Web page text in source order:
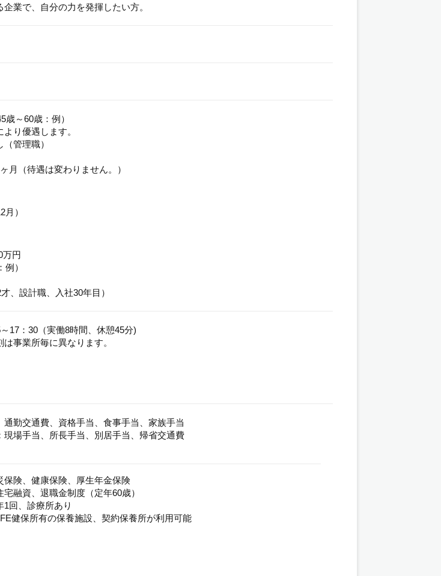
企業で、自分の力を発揮したい方。
歳～60歳：例）
り優遇します。
管理職）
月（待遇は変わりません。）
）
万円
例）
、設計職、入社30年目）
～17：30（実働8時間、休憩45分)
事業所毎に異なります。
通勤交通費、資格手当、食事手当、家族手当
現場手当、所長手当、別居手当、帰省交通費
保険、健康保険、厚生年金保険
宅融資、退職金制度（定年60歳）
1回、診療所あり
健保所有の保養施設、契約保養所が利用可能